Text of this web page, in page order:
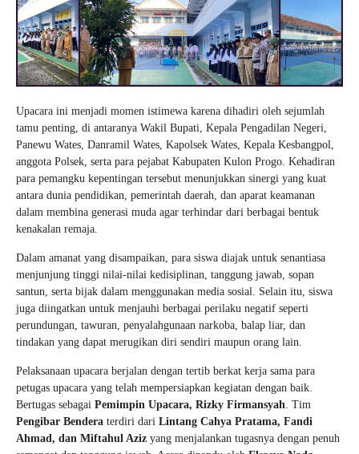
Upacara ini menjadi momen istimewa karena dihadiri oleh sejumlah
tamu penting, di antaranya Wakil Bupati, Kepala Pengadilan Negeri,
Panewu Wates, Danramil Wates, Kapolsek Wates, Kepala Kesbangpol,
anggota Polsek, serta para pejabat Kabupaten Kulon Progo. Kehadiran
para pemangku kepentingan tersebut menunjukkan sinergi yang kuat
antara dunia pendidikan, pemerintah daerah, dan aparat keamanan
dalam membina generasi muda agar terhindar dari berbagai bentuk
kenakalan remaja.
Dalam amanat yang disampaikan, para siswa diajak untuk senantiasa
menjunjung tinggi nilai-nilai kedisiplinan, tanggung jawab, sopan
santun, serta bijak dalam menggunakan media sosial. Selain itu, siswa
juga diingatkan untuk menjauhi berbagai perilaku negatif seperti
perundungan, tawuran, penyalahgunaan narkoba, balap liar, dan
tindakan yang dapat merugikan diri sendiri maupun orang lain.
Pelaksanaan upacara berjalan dengan tertib berkat kerja sama para
petugas upacara yang telah mempersiapkan kegiatan dengan baik.
Bertugas sebagai Pemimpin Upacara, Rizky Firmansyah. Tim
Pengibar Bendera terdiri dari Lintang Cahya Pratama, Fandi
Ahmad, dan Miftahul Aziz yang menjalankan tugasnya dengan penuh